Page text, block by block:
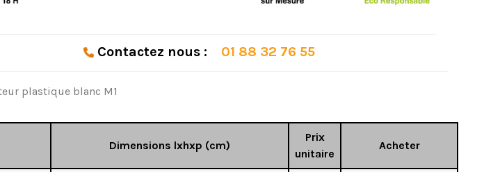
Contactez nous : 01 88 32 76 55
plastique blanc M1
Dimensions lxhxp (cm)
Prix
unitaire
Acheter